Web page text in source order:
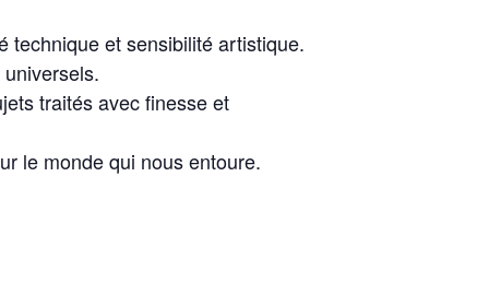
technique et sensibilité artistique.
traités avec finesse et
le monde qui nous entoure.